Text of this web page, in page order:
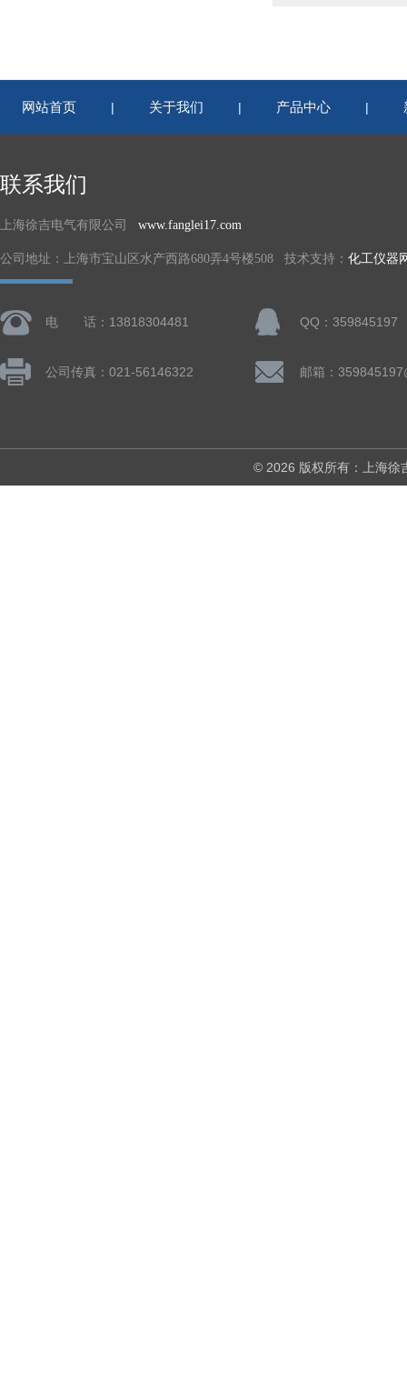
网站首页 | 关于我们 | 产品中心 |
联系我们
上海徐吉电气有限公司 www.fanglei17.com
公司地址：上海市宝山区水产西路680弄4号楼508 技术支持： 化工仪器
电 话：13818304481 QQ：359845197
公司传真：021-56146322 邮箱：
© 2026 版权所有：上海